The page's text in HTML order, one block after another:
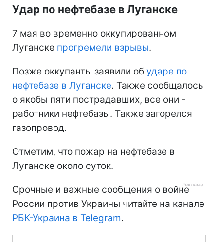
Удар по нефтебазе в Луганске
7 мая во временно оккупированном
Луганске прогремели взрывы.
Позже оккупанты заявили об ударе по
нефтебазе в Луганске. Также сообщалось
о якобы пяти пострадавших, все они -
работники нефтебазы. Также загорелся
газопровод.
Отметим, что пожар на нефтебазе в
Луганске около суток.
Срочные и важные сообщения о войне
России против Украины читайте на канале
РБК-Украина в Telegram.